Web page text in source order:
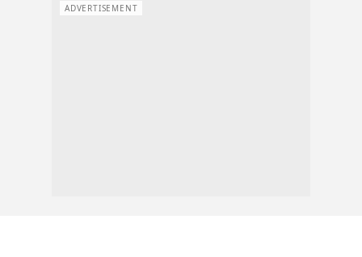
ADVERTISEMENT